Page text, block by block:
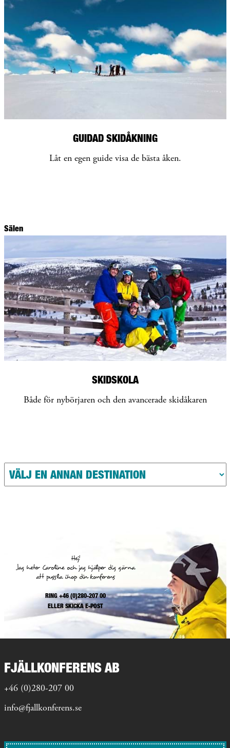
GUIDAD SKIDÅKNING
Låt en egen guide visa de bästa åken.
Sälen
SKIDSKOLA
Både för nybörjaren och den avancerade skidåkaren
Hej!
Jag heter Caroline och jag hjälper dig gärna
att pussla ihop din konferens
RING +46 (0)280-207 00
ELLERSKICKA E-POST
FJÄLLKONFERENS AB
+46 (0)280-207 00
info@fjallkonferens.se